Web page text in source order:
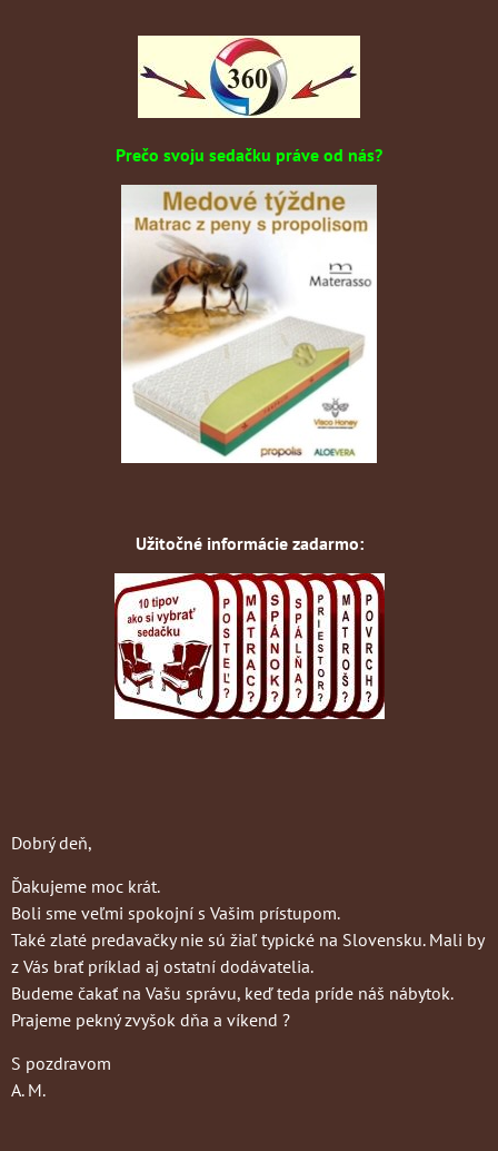
Prečo svoju sedačku práve od nás?
Užitočné informácie zadarmo:
Dobrý deň,
Ďakujeme moc krát.
Boli sme veľmi spokojní s Vašim prístupom.
Také zlaté predavačky nie sú žiaľ typické na Slovensku. Mali by
z Vás brať príklad aj ostatní dodávatelia.
Budeme čakať na Vašu správu, keď teda príde náš nábytok.
Prajeme pekný zvyšok dňa a víkend ?
S pozdravom
A. M.